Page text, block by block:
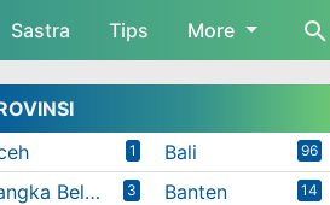
Sastra Tips More
1 Bali 96
Bangka Belitung 3 Banten 14